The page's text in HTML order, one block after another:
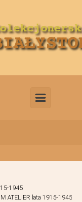
1945
ATELIER lata 1915-1945